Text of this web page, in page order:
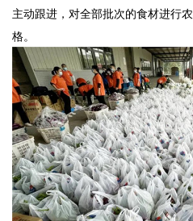
主动跟进，对全部批次的食材进行
格。